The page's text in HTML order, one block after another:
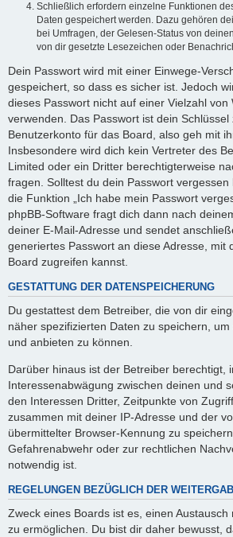
Schließlich erfordern einzelne Funktionen
Daten gespeichert werden. Dazu gehören
bei Umfragen, der Gelesen-Status von
von dir gesetzte Lesezeichen oder
Dein Passwort wird mit einer Einwege-
gespeichert, so dass es sicher ist. Jedoch
dieses Passwort nicht auf einer Vielzahl von
verwenden. Das Passwort ist dein Schlüssel
Benutzerkonto für das Board, also geh mit
Insbesondere wird dich kein Vertreter des
Limited oder ein Dritter berechtigterweise
fragen. Solltest du dein Passwort
die Funktion „Ich habe mein Passwort
phpBB-Software fragt dich dann nach
deiner E-Mail-Adresse und sendet
generiertes Passwort an diese Adresse, mit
Board zugreifen kannst.
GESTATTUNG DER DATENSPEICHERUNG
Du gestattest dem Betreiber, die von dir
näher spezifizierten Daten zu speichern,
und anbieten zu können.
Darüber hinaus ist der Betreiber berechtigt,
Interessenabwägung zwischen deinen und
den Interessen Dritter, Zeitpunkte von
zusammen mit deiner IP-Adresse und der
übermittelter Browser-Kennung zu
Gefahrenabwehr oder zur rechtlichen
notwendig ist.
REGELUNGEN BEZÜGLICH DER
Zweck eines Boards ist es, einen
zu ermöglichen. Du bist dir daher bewusst,